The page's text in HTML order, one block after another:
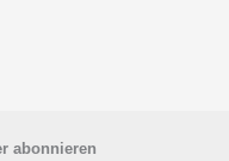
abonnieren